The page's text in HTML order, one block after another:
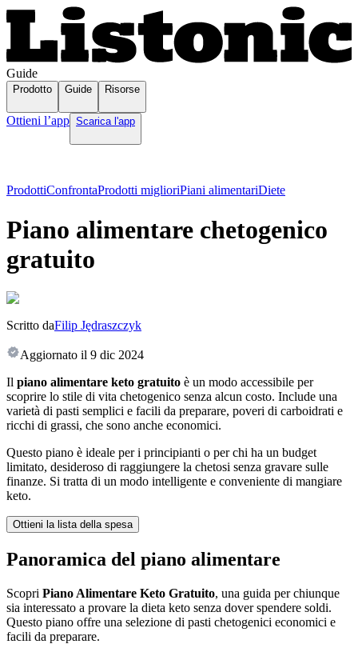
Guide
Prodotto Guide Risorse
Ottieni l’app Scarica l'app
ProdottiConfrontaProdotti miglioriPiani alimentariDiete
Piano alimentare chetogenico
gratuito
Scritto daFilip Jędraszczyk
Aggiornato il 9 dic 2024
Il piano alimentare keto gratuito è un modo accessibile per
scoprire lo stile di vita chetogenico senza alcun costo. Include una
varietà di pasti semplici e facili da preparare, poveri di carboidrati e
ricchi di grassi, che sono anche economici.
Questo piano è ideale per i principianti o per chi ha un budget
limitato, desideroso di raggiungere la chetosi senza gravare sulle
finanze. Si tratta di un modo intelligente e conveniente di mangiare
keto.
Ottieni la lista della spesa
Panoramica del piano alimentare
Scopri Piano Alimentare Keto Gratuito, una guida per chiunque
sia interessato a provare la dieta keto senza dover spendere soldi.
Questo piano offre una selezione di pasti chetogenici economici e
facili da preparare.